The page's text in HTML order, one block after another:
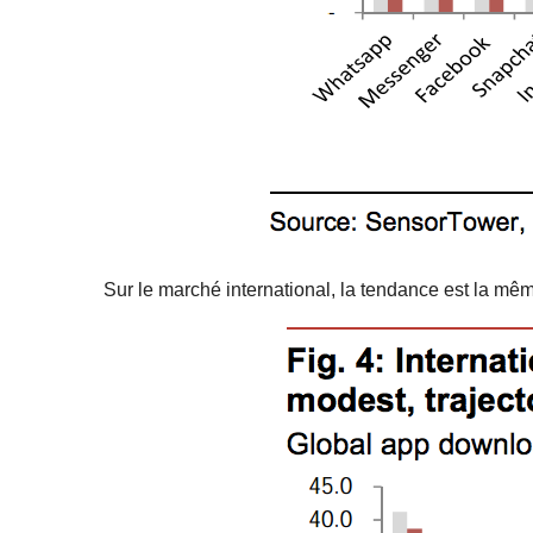
Sur le marché international, la tendance est la